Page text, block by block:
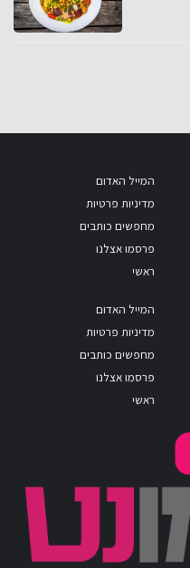
המייל האדום
מדיניות פרטיות
מחפשים כותבים
פרסמו אצלנו
ראשי
המייל האדום
מדיניות פרטיות
מחפשים כותבים
פרסמו אצלנו
ראשי